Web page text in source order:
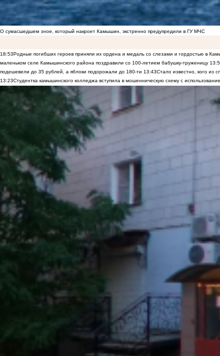
О сумасшедшем зное, который накроет Камышин, экстренно предупредили в ГУ МЧС
18:53Родные погибших героев приняли их ордена и медаль со слезами и гордостью в
маленьком селе Камышинского района поздравили со 100-летием бабушку-труженицу
подешевели до 35 рублей, а яблоки подорожали до 180-ти 13:43Стало известно, кого из
13:23Студентка камышинского колледжа вступила в мошенническую схему с